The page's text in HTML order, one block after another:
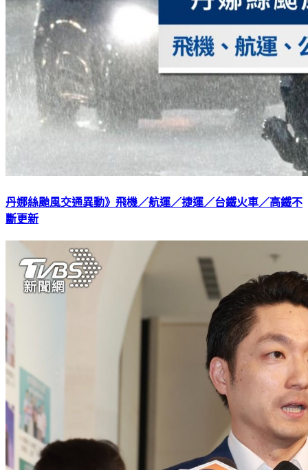
丹娜絲颱風交通異動》飛機／航運／捷運／台鐵火車／高鐵不
斷更新